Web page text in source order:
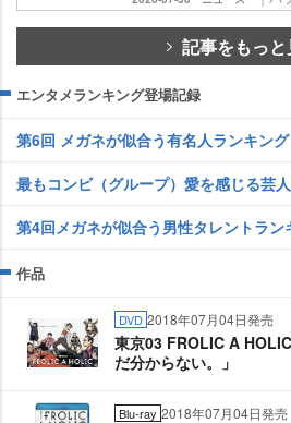
記事をもっと
エンタメランキング登場記録
第6回 メガネが似合う有名人ランキング
最もコンビ（グループ）愛を感じる芸
第4回メガネが似合う男性タレントラン
作品
DVD 2018年07月04日発売
東京03 FROLIC A
だ分からない。」
Blu-ray 2018年07月04日発売